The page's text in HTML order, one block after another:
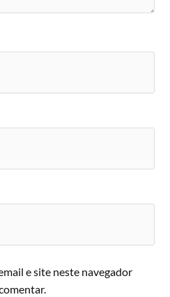
e site neste navegador